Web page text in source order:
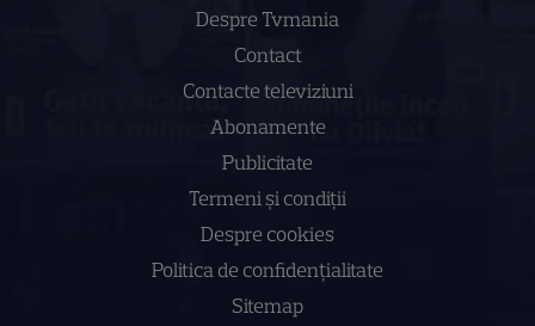
Despre Tvmania
Contact
Contacte televiziuni
Abonamente
Publicitate
Termeni și condiții
Despre cookies
Politica de confidenţialitate
Sitemap